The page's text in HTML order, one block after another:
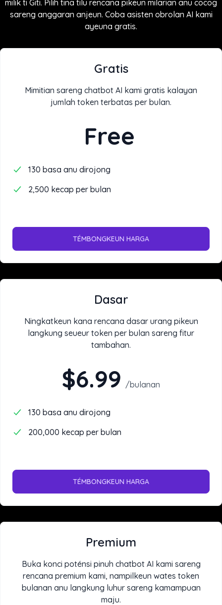
milik ti Giti. Pilih tina tilu rencana pikeun milarian anu cocog
sareng anggaran anjeun. Coba asisten obrolan AI kami
ayeuna gratis.
Gratis
Mimitian sareng chatbot AI kami gratis kalayan
jumlah token terbatas per bulan.
Free
130 basa anu dirojong
2,500 kecap per bulan
TÉMBONGKEUN HARGA
Dasar
Ningkatkeun kana rencana dasar urang pikeun
langkung seueur token per bulan sareng fitur
tambahan.
$6.99 /bulanan
130 basa anu dirojong
200,000 kecap per bulan
TÉMBONGKEUN HARGA
Premium
Buka konci poténsi pinuh chatbot AI kami sareng
rencana premium kami, nampilkeun wates token
bulanan anu langkung luhur sareng kamampuan
maju.